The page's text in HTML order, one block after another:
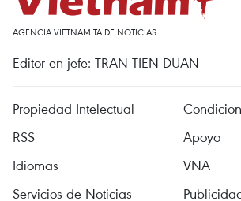
AGENCIA VIETNAMITA DE NOTICIAS
Editor en jefe: TRAN TIEN DUAN
Propiedad Intelectual
RSS
Apoyo
Idiomas
VNA
Servicios de Noticias